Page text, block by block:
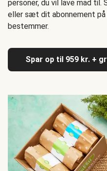
personer, du vil lave mad til.
eller sæt dit abonnement på
bestemmer.
Spar op til 959 kr. +